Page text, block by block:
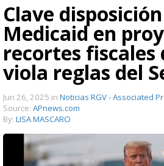
Clave
Medicaid en
recortes fiscales
viola reglas del
Jun 26, 2025 in Noticias RGV - Associated
Source: APnews.com
By: LISA MASCARO